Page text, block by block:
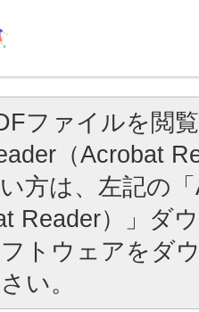
ファイルを閲
（Acrobat
方は、左記の
Reader）」ダ
トウェアをダ
い。